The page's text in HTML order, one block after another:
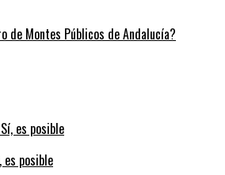
de Montes Públicos de Andalucía?
es posible